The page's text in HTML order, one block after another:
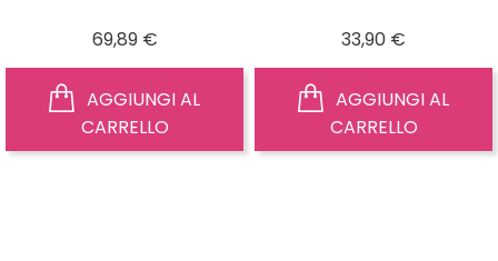
69,89 €Prezzo
CARRELLO
33,90 €
CARRELLO